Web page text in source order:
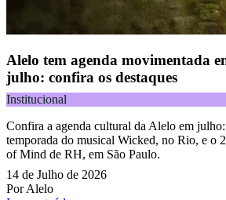
Alelo tem agenda movimentada
julho: confira os destaques
Institucional
Confira a agenda cultural da Alelo em julho:
temporada do musical Wicked, no Rio, e o
of Mind de RH, em São Paulo.
14 de Julho de 2026
Por Alelo